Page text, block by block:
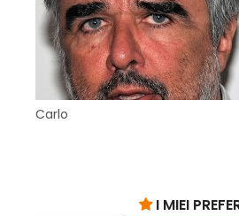
Carlo
I MIEI